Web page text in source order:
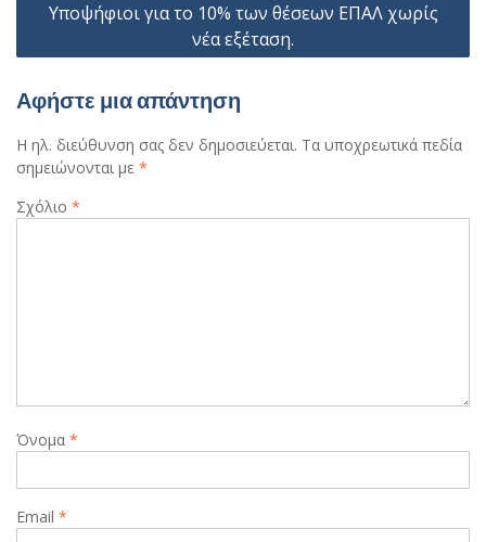
Υποψήφιοι για το 10% των θέσεων ΕΠΑΛ χωρίς
νέα εξέταση.
Αφήστε μια απάντηση
Η ηλ. διεύθυνση σας δεν δημοσιεύεται. Τα υποχρεωτικά πεδία
σημειώνονται με *
Σχόλιο *
Όνομα *
Email *